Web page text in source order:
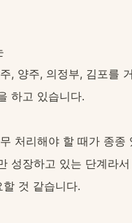
, 양주, 의정부, 김포를
하고 있습니다.
처리해야 할 때가 종종
성장하고 있는 단계라서
것 같습니다.